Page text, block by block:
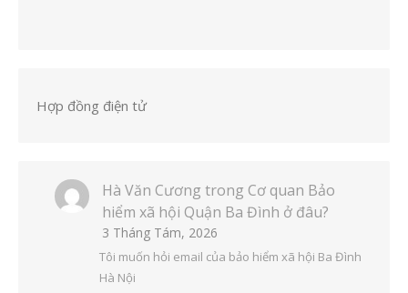
Hợp đồng điện tử
Hà Văn Cương trong Cơ quan Bảo
hiểm xã hội Quận Ba Đình ở đâu?
3 Tháng Tám, 2026
Tôi muốn hỏi email của bảo hiểm xã hội Ba Đình
Hà Nội